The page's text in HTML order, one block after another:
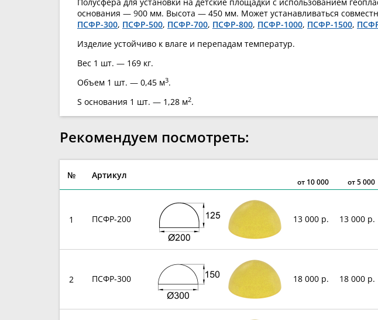
основания — 900 мм. Высота — 450 мм. Может устанавливаться
ПСФР-300, ПСФР-500, ПСФР-700, ПСФР-800, ПСФР-1000, ПСФР-1500,
Изделие устойчиво к влаге и перепадам температур.
Вес 1 шт. — 169 кг.
Объем 1 шт. — 0,45 м3.
S основания 1 шт. — 1,28 м2.
Рекомендуем посмотреть:
№ Артикул
от 10 000 от5 000
1 ПСФР-200 13 000 р. 13 000 р.
2 ПСФР-300 18 000 р. 18 000 р.